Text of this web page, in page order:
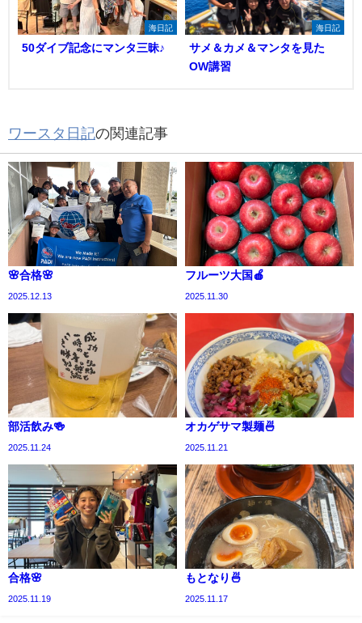
海日記
50ダイブ記念にマンタ三昧♪
海日記
サメ＆カメ＆マンタを見た
OW講習
ワースタ日記の関連記事
🌸合格🌸
2025.12.13
フルーツ大国🍎
2025.11.30
部活飲み🍻
2025.11.24
オカゲサマ製麺🍜
2025.11.21
合格🌸
2025.11.19
もとなり🍜
2025.11.17